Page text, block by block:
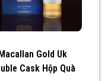
Gold Uk
Cask Hộp Quà